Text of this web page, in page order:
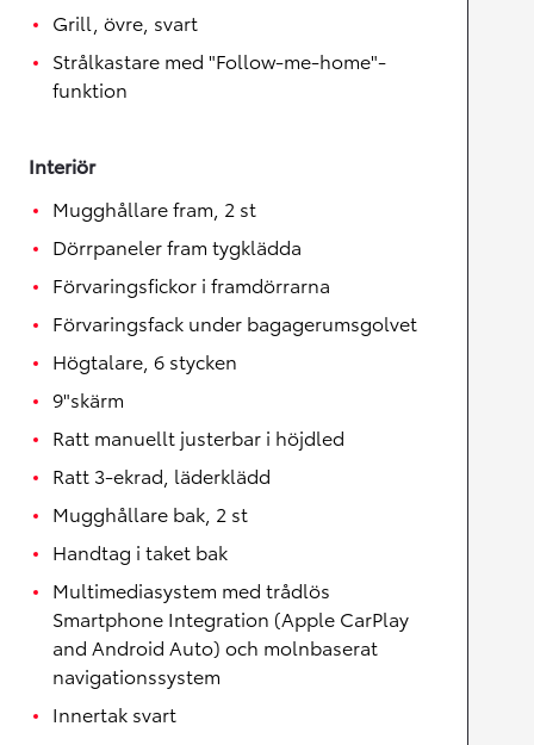
Grill, övre, svart
Strålkastare med "Follow-me-home"-
funktion
Interiör
Mugghållare fram, 2 st
Dörrpaneler fram tygklädda
Förvaringsfickor i framdörrarna
Förvaringsfack under bagagerumsgolvet
Högtalare, 6 stycken
9"skärm
Ratt manuellt justerbar i höjdled
Ratt 3-ekrad, läderklädd
Mugghållare bak, 2 st
Handtag i taket bak
Multimediasystem med trådlös
Smartphone Integration (Apple CarPlay
and Android Auto) och molnbaserat
navigationssystem
Innertak svart